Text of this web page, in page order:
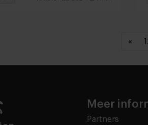
«
Meer
Partners